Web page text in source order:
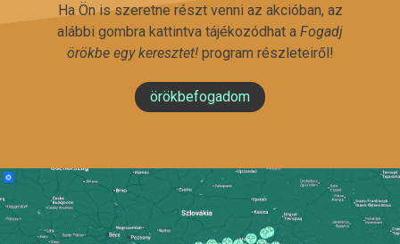
Ha Ön is szeretne részt venni az akcióban, az
alábbi gombra kattintva tájékozódhat a Fogadj
örökbe egy keresztet!program részleteiről!
örökbefogadom